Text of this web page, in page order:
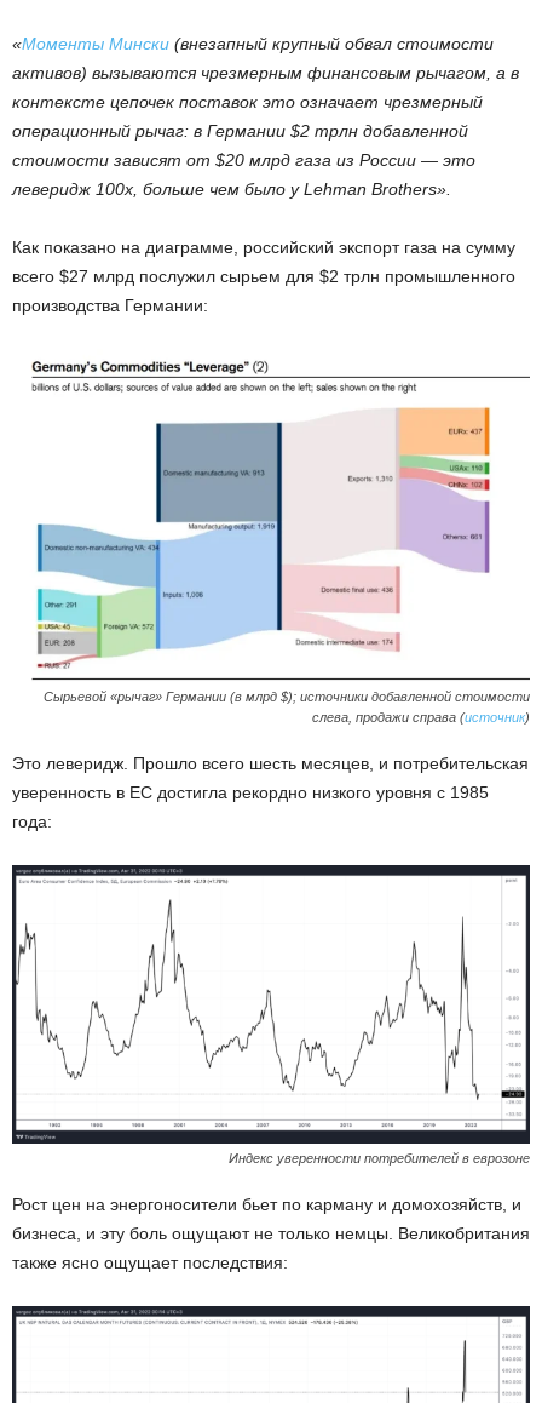
«Моменты Мински (внезапный крупный обвал стоимости
активов) вызываются чрезмерным финансовым рычагом, а в
контексте цепочек поставок это означает чрезмерный
операционный рычаг: в Германии $2 трлн добавленной
стоимости зависят от $20 млрд газа из России — это
леверидж 100x, больше чем было у Lehman Brothers».
Как показано на диаграмме, российский экспорт газа на сумму
всего $27 млрд послужил сырьем для $2 трлн промышленного
производства Германии:
Сырьевой «рычаг» Германии (в млрд $); источники добавленной стоимости
слева, продажи справа (источник)
Это леверидж. Прошло всего шесть месяцев, и потребительская
уверенность в ЕС достигла рекордно низкого уровня с 1985
года:
Индекс уверенности потребителей в еврозоне
Рост цен на энергоносители бьет по карману и домохозяйств, и
бизнеса, и эту боль ощущают не только немцы. Великобритания
также ясно ощущает последствия: